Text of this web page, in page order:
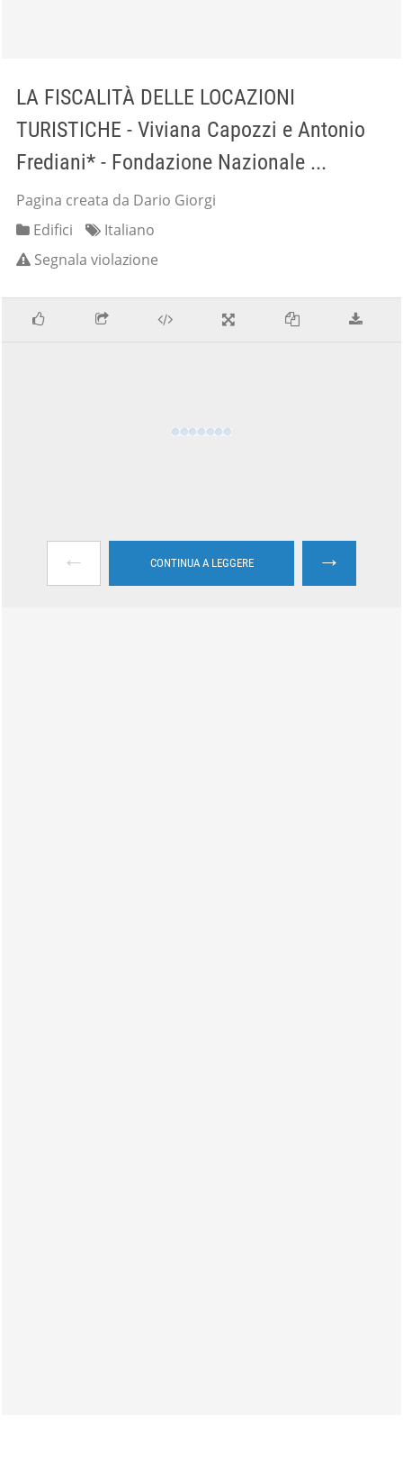
LA FISCALITÀ DELLE LOCAZIONI
TURISTICHE - Viviana Capozzi e Antonio
Frediani* - Fondazione Nazionale ...
Pagina creata da Dario Giorgi
Edifici
Italiano
Segnala violazione
← CONTINUA A LEGGERE →